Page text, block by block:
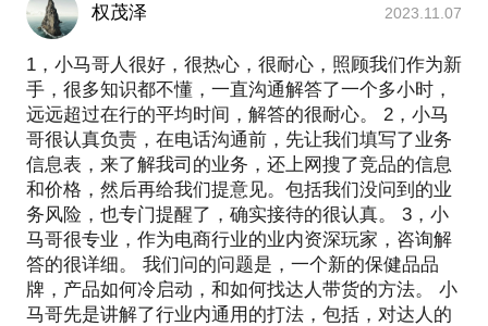
权茂泽 2023.11.07
1，小马哥人很好，很热心，很耐心，照顾我们作为新
手，很多知识都不懂，一直沟通解答了一个多小时，
远远超过在行的平均时间，解答的很耐心。 2，小马
哥很认真负责，在电话沟通前，先让我们填写了业务
信息表，来了解我司的业务，还上网搜了竞品的信息
和价格，然后再给我们提意见。包括我们没问到的业
务风险，也专门提醒了，确实接待的很认真。 3，小
马哥很专业，作为电商行业的业内资深玩家，咨询解
答的很详细。 我们问的问题是，一个新的保健品品
牌，产品如何冷启动，和如何找达人带货的方法。 小
马哥先是讲解了行业内通用的打法，包括，对达人的